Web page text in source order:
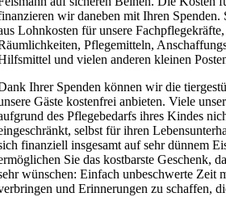
wir daneben mit Ihren Spenden.
Lohnkosten für unsere
Pflegemitteln,
und vielen anderen kleinen
Ihrer Spenden können wir die
Gäste kostenfrei anbieten. Viele
des Pflegebedarfs ihres Kindes
selbst für ihren
finanziell insgesamt auf sehr dünnem
Sie das kostbarste Geschenk,
wünschen: Einfach unbeschwerte Zeit
und Erinnerungen zu schaffen,